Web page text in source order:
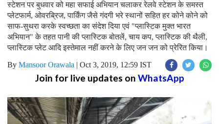
स्टेशन पर बुधवार को महा सफाई अभियान चलाकर रेलवे स्टेशन के समस्त
प्लेटफार्म, ओवरब्रिज, पार्किंग जैसे गंदगी भरे स्थानों सहित हर कोने कोने को
साफ-सुथरा करके स्वच्छता का संदेश दिया एवं "प्लास्टिक मुक्त भारत
अभियान" के तहत पानी की प्लास्टिक बोतलें, चाय कप, प्लास्टिक की थैली,
प्लास्टिक प्लेट आदि इस्तेमाल नहीं करने के लिए जन जन को प्रेरित किया।
By Mansoor Orawala | Oct 3, 2019, 12:59 IST
Join for live updates on WhatsApp